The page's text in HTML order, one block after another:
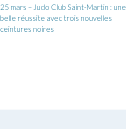
25 mars – Judo Club Saint-Martin : une
belle réussite avec trois nouvelles
ceintures noires